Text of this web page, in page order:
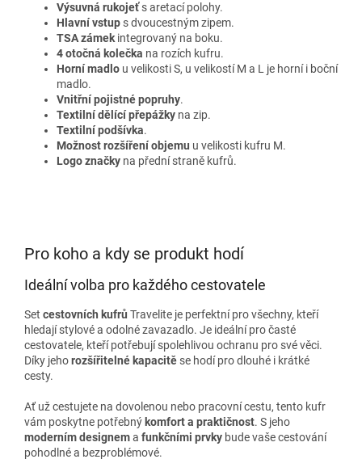
Výsuvná rukojeťs aretací polohy.
Hlavní vstup s dvoucestným zipem.
TSA zámek integrovaný na boku.
4 otočná kolečka na rozích kufru.
Horní madlo u velikosti S, u velikostí M a L je horní i boční
madlo.
Vnitřní pojistné popruhy.
Textilní dělící přepážky na zip.
Textilní podšívka.
Možnost rozšíření objemu u velikosti kufru M.
Logo značky na přední straně kufrů.
Pro koho a kdy se produkt hodí
Ideální volba pro každého cestovatele
Set cestovních kufrů Travelite je perfektní pro všechny, kteří
hledají stylové a odolné zavazadlo. Je ideální pro časté
cestovatele, kteří potřebují spolehlivou ochranu pro své věci.
Díky jehorozšířitelné kapacitě se hodí pro dlouhé i krátké
cesty.
Ať už cestujete na dovolenou nebo pracovní cestu, tento kufr
vám poskytne potřebný komfort a praktičnost. S jeho
moderním designema funkčními prvky bude vaše cestování
pohodlné a bezproblémové.